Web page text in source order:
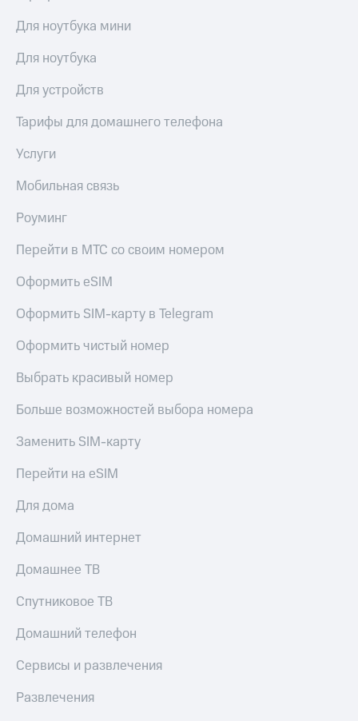
Для ноутбука мини
Для ноутбука
Для устройств
Тарифы для домашнего телефона
Услуги
Мобильная связь
Роуминг
Перейти в МТС со своим номером
Оформить eSIM
Оформить SIM-карту в Telegram
Оформить чистый номер
Выбрать красивый номер
Больше возможностей выбора номера
Заменить SIM-карту
Перейти на eSIM
Для дома
Домашний интернет
Домашнее ТВ
Спутниковое ТВ
Домашний телефон
Сервисы и развлечения
Развлечения